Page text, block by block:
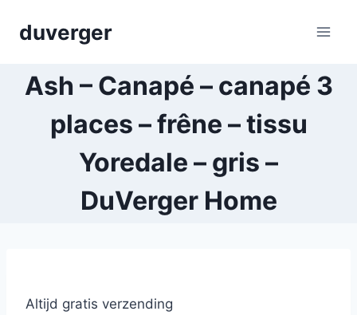
duverger
Ash – Canapé – canapé 3
places – frêne – tissu
Yoredale – gris –
DuVerger Home
Altijd gratis verzending